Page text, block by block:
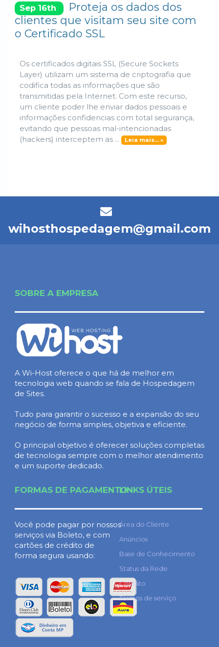
Sep 16th
Proteja os dados dos
clientes que visitam seu site com
o Certificado SSL
Os certificados digitais SSL (Secure Sockets
Layer) utilizam um sistema de criptografia que
codifica todas as informações que são
transmitidas pela Internet. Com este recurso,
um cliente poder lhe enviar dados pessoais e
informações confidencias com total segurança,
evitando que pessoas mal-intencionadas
(hackers) interceptem as ...
Leia mais... »
wihosthospedagem@gmail.com
SOBRE A EMPRESA
A Wi-Host oferece o que há de melhor em
tecnologia web quando se fala de Hospedagem
de Sites.
Tudo para garantir o sucesso e a expansão do seu
negócio de forma simples, objetiva e eficiente.
O principal objetivo é oferecer soluções completas
de tecnologia sempre com o melhor atendimento
e um suporte dedicado.
FORMAS DE PAGAMENTO
Você pode pagar por nossos
serviços via Boleto, e com
cartões de crédito de
forma segura usando:
LINKS ÚTEIS
Área do Cliente
Anúncios
Base de Conhecimento
Status da Rede
Contato
Termos de serviço